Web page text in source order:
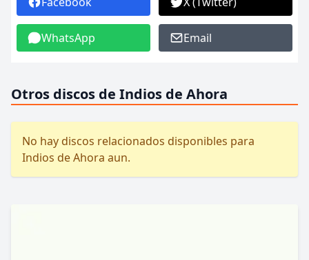
WhatsApp Email
Otros discos de Indios de Ahora
No hay discos relacionados disponibles para
Indios de Ahora aun.